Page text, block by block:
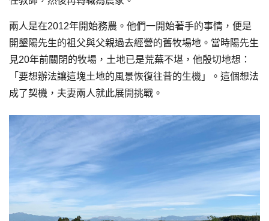
兩人是在2012年開始務農。他們一開始著手的事情，便是
開墾陽先生的祖父與父親過去經營的舊牧場地。當時陽先生
見20年前關閉的牧場，土地已是荒蕪不堪，他殷切地想：
「要想辦法讓這塊土地的風景恢復往昔的生機」。這個想法
成了契機，夫妻兩人就此展開挑戰。